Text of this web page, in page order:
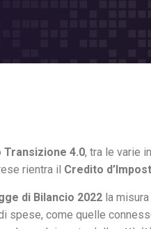
Transizione 4.0, tra le varie
rientra il Credito
di Bilancio 2022 la
spese, come quelle